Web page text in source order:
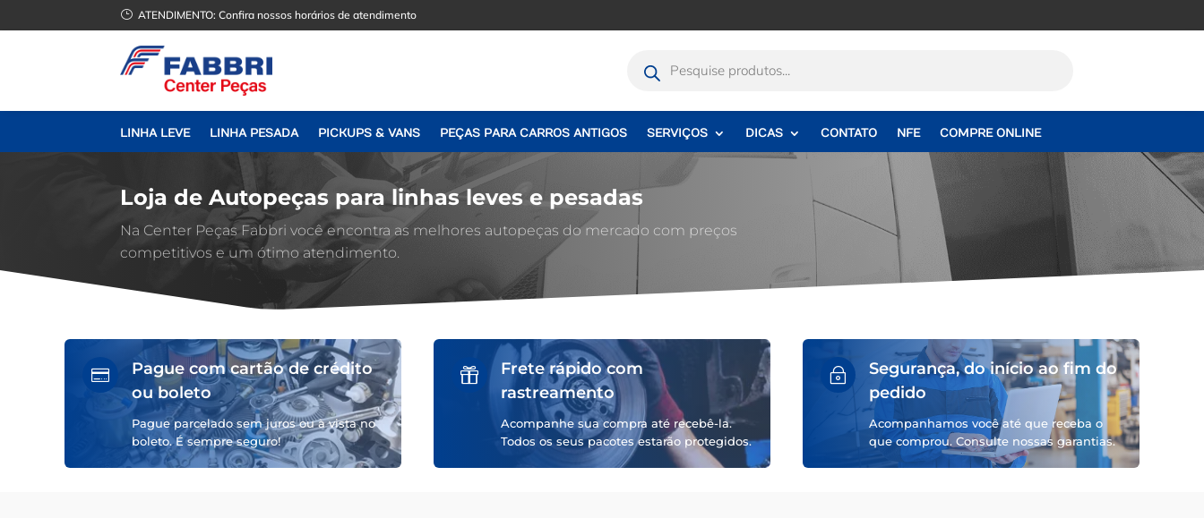
} ATENDIMENTO:Confira nossos horários de atendimento
produtos
LINHA LEVE LINHA PESADA PICKUPS & VANS PEÇAS PARA CARROS ANTIGOS SERVIÇOS DICAS CONTATO NFE COMPRE ONLINE
Loja de Autopeças para linhas leves e pesadas
Na Center Peças Fabbri você encontra as melhores autopeças do mercado com preços
competitivos e um ótimo atendimento.

Pague com cartão de crédito
ou boleto
Pague parcelado sem juros ou à vista no
boleto. É sempre seguro!

Frete rápido com
rastreamento
Acompanhe sua compra até recebê-la.
Todos os seus pacotes estarão protegidos.
~
Segurança, do início ao fim do
pedido
Acompanhamos você até que receba o
que comprou. Consulte nossas garantias.